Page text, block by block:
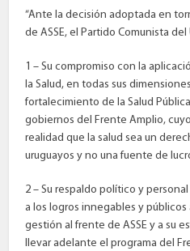
“Ante la decisión adoptada en
de ASSE, el Partido Comunista
1 – Su compromiso con la
la Salud, en todas sus
fortalecimiento de la Salud
gobiernos del Frente Amplio,
realidad que la salud sea un
uruguayos y no una fuente de
2 – Su respaldo político y
a los logros innegables y
gestión al frente de ASSE y a su
llevar adelante el programa del